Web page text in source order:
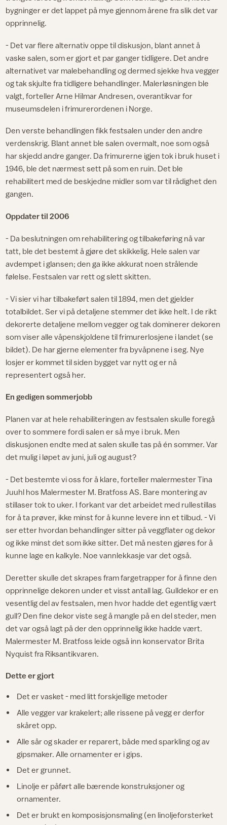
bygninger er det lappet på mye gjennom årene fra slik det var
opprinnelig.
- Det var flere alternativ oppe til diskusjon, blant annet å
vaske salen, som er gjort et par ganger tidligere. Det andre
alternativet var malebehandling og dermed sjekke hva vegger
og tak skjulte fra tidligere behandlinger. Malerløsningen ble
valgt, forteller Arne Hilmar Andresen, overantikvar for
museumsdelen i frimurerordenen i Norge.
Den verste behandlingen fikk festsalen under den andre
verdenskrig. Blant annet ble salen overmalt, noe som også
har skjedd andre ganger. Da frimurerne igjen tok i bruk huset i
1946, ble det nærmest sett på som en ruin. Det ble
rehabilitert med de beskjedne midler som var til rådighet den
gangen.
Oppdater til 2006
- Da beslutningen om rehabilitering og tilbakeføring nå var
tatt, ble det bestemt å gjøre det skikkelig. Hele salen var
avdempet i glansen; den ga ikke akkurat noen strålende
følelse. Festsalen var rett og slett skitten.
- Vi sier vi har tilbakeført salen til 1894, men det gjelder
totalbildet. Ser vi på detaljene stemmer det ikke helt. I de rikt
dekorerte detaljene mellom vegger og tak dominerer dekoren
som viser alle våpenskjoldene til frimurerlosjene i landet (se
bildet). De har gjerne elementer fra byvåpnene i seg. Nye
losjer er kommet til siden bygget var nytt og er nå
representert også her.
En gedigen sommerjobb
Planen var at hele rehabiliteringen av festsalen skulle foregå
over to sommere fordi salen er så mye i bruk. Men
diskusjonen endte med at salen skulle tas på én sommer. Var
det mulig i løpet av juni, juli og august?
- Det bestemte vi oss for å klare, forteller malermester Tina
Juuhl hos Malermester M. Bratfoss AS. Bare montering av
stillaser tok to uker. I forkant var det arbeidet med rullestillas
for å ta prøver, ikke minst for å kunne levere inn et tilbud. - Vi
ser etter hvordan behandlinger sitter på veggflater og dekor
og ikke minst det som ikke sitter. Det må nesten gjøres for å
kunne lage en kalkyle. Noe vannlekkasje var det også.
Deretter skulle det skrapes fram fargetrapper for å finne den
opprinnelige dekoren under et visst antall lag. Gulldekor er en
vesentlig del av festsalen, men hvor hadde det egentlig vært
gull? Den fine dekor viste seg å mangle på en del steder, men
det var også lagt på der den opprinnelig ikke hadde vært.
Malermester M. Bratfoss leide også inn konservator Brita
Nyquist fra Riksantikvaren.
Dette er gjort
Det er vasket - med litt forskjellige metoder
Alle vegger var krakelert; alle rissene på vegg er derfor
skåret opp.
Alle sår og skader er reparert, både med sparkling og av
gipsmaker. Alle ornamenter er i gips.
Det er grunnet.
Linolje er påført alle bærende konstruksjoner og
ornamenter.
Det er brukt en komposisjonsmaling (en linoljeforsterket